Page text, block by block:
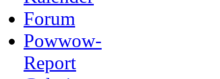
Forum
Powwow-
Report